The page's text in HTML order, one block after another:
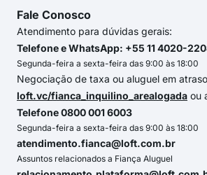
Fale Conosco
Atendimento para dúvidas gerais:
Telefone e WhatsApp: +55 11 4020-
Segunda-feira a sexta-feira das 9:00 às 18:00
Negociação de taxa ou aluguel em
loft.vc/fianca_inquilino_arealogada ou
Telefone 0800 001 6003
Segunda-feira a sexta-feira das 9:00 às 18:00
atendimento.fianca@loft.com.br
Assuntos relacionados a Fiança Aluguel